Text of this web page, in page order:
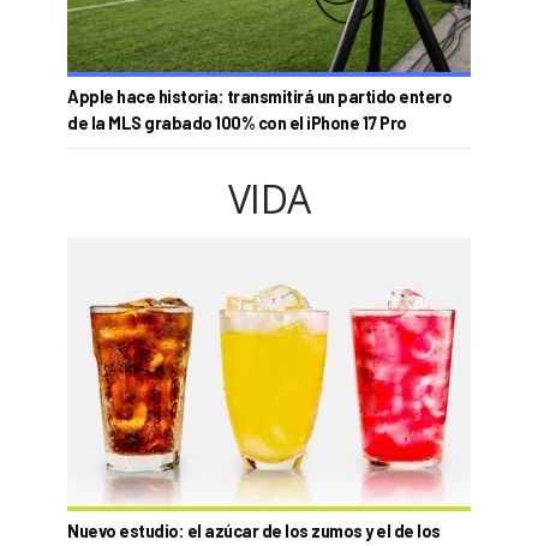
Apple hace historia: transmitirá un partido entero
de la MLS grabado 100% con el iPhone 17 Pro
VIDA
Nuevo estudio: el azúcar de los zumos y el de los